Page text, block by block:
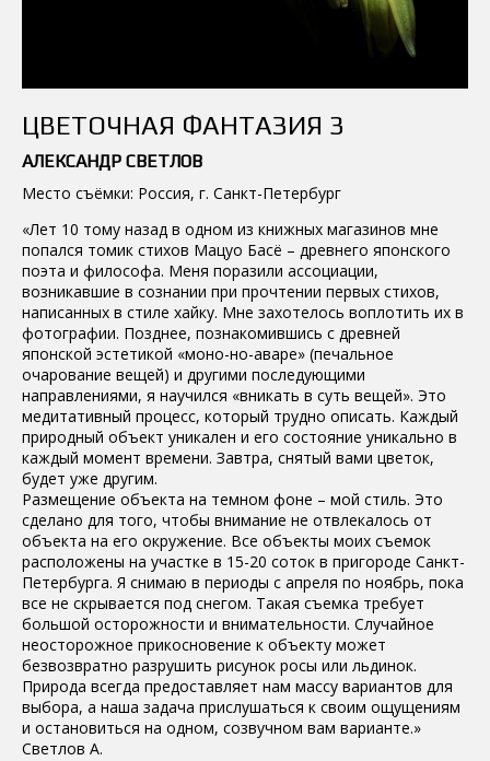
ЦВЕТОЧНАЯ ФАНТАЗИЯ 3
АЛЕКСАНДР СВЕТЛОВ
Место съёмки: Россия, г. Санкт-Петербург
«Лет 10 тому назад в одном из книжных магазинов мне
попался томик стихов Мацуо Басё – древнего японского
поэта и философа. Меня поразили ассоциации,
возникавшие в сознании при прочтении первых стихов,
написанных в стиле хайку. Мне захотелось воплотить их в
фотографии. Позднее, познакомившись с древней
японской эстетикой «моно-но-аваре» (печальное
очарование вещей) и другими последующими
направлениями, я научился «вникать в суть вещей». Это
медитативный процесс, который трудно описать. Каждый
природный объект уникален и его состояние уникально в
каждый момент времени. Завтра, снятый вами цветок,
будет уже другим.
Размещение объекта на темном фоне – мой стиль. Это
сделано для того, чтобы внимание не отвлекалось от
объекта на его окружение. Все объекты моих съемок
расположены на участке в 15-20 соток в пригороде Санкт-
Петербурга. Я снимаю в периоды с апреля по ноябрь, пока
все не скрывается под снегом. Такая съемка требует
большой осторожности и внимательности. Случайное
неосторожное прикосновение к объекту может
безвозвратно разрушить рисунок росы или льдинок.
Природа всегда предоставляет нам массу вариантов для
выбора, а наша задача прислушаться к своим ощущениям
и остановиться на одном, созвучном вам варианте.»
Светлов А.